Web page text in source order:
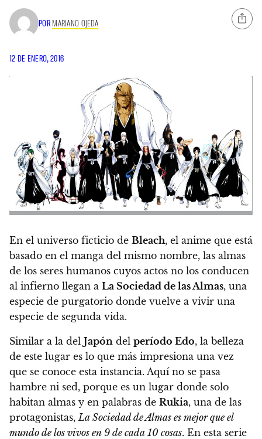
POR MARIANO OJEDA
12 DE ENERO, 2016
En el universo ficticio de Bleach, el anime que está
basado en el manga del mismo nombre, las almas
de los seres humanos cuyos actos no los conducen
al infierno llegan a La Sociedad de las Almas, una
especie de purgatorio donde vuelve a vivir una
especie de segunda vida.
Similar a la del Japón del período Edo, la belleza
de este lugar es lo que más impresiona una vez
que se conoce esta instancia. Aquí no se pasa
hambre ni sed, porque es un lugar donde solo
habitan almas y en palabras de Rukia, una de las
protagonistas, La Sociedad de Almas es mejor que el
mundo de los vivos en 9 de cada 10 cosas. En esta serie